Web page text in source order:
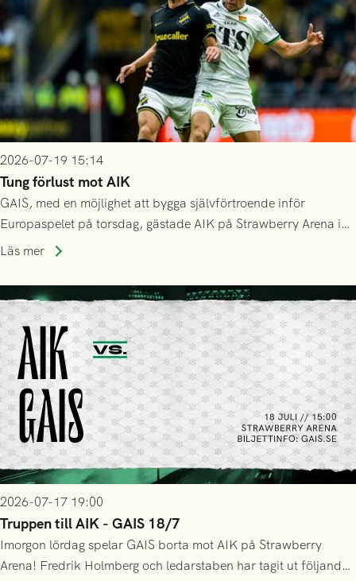
2026-07-19 15:14
Tung förlust mot AIK
GAIS, med en möjlighet att bygga självförtroende inför
Europaspelet på torsdag, gästade AIK på Strawberry Arena i
Stockholm . Men trots konstant hotande i första halvlek av
lyckades få in 2-0.
Läs mer
2026-07-17 19:00
Truppen till AIK - GAIS 18/7
Imorgon lördag spelar GAIS borta mot AIK på Strawberry
Arena! Fredrik Holmberg och ledarstaben har tagit ut följande